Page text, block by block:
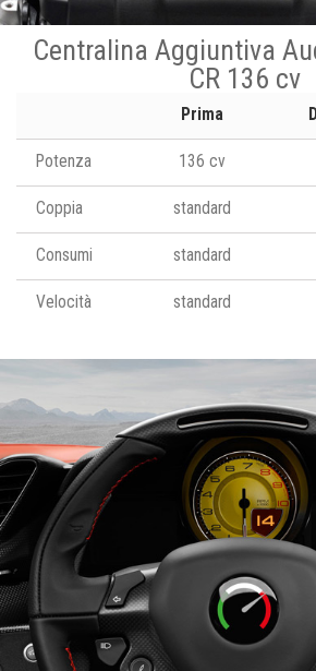
Centralina Aggiuntiva
CR 136 cv
Prima
Potenza 136 cv
Coppia standard
Consumi standard
Velocità standard